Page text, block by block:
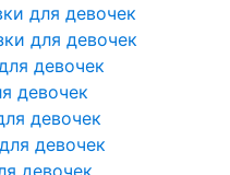
для девочек
для девочек
девочек
девочек
девочек
девочек